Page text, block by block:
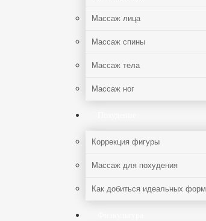
Массаж лица
Массаж спины
Массаж тела
Массаж ног
Коррекция фигуры
Массаж для похудения
Как добиться идеальных форм